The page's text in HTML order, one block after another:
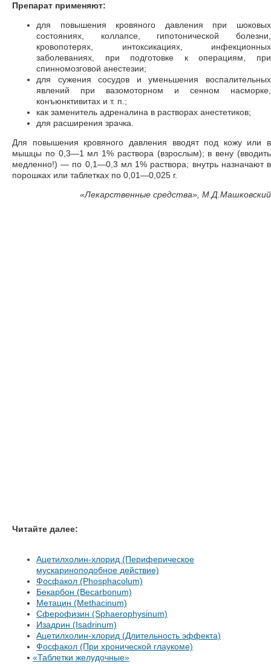
Препарат применяют:
для повышения кровяного давления при шоковых
состояниях, коллапсе, гипотонической болезни,
кровопотерях, интоксикациях, инфекционных
заболеваниях, при подготовке к операциям, при
спинномозговой анестезии;
для сужения сосудов и уменьшения воспалительных
явлений при вазомоторном и сенном насморке,
конъюнктивитах и т. п.;
как заменитель адреналина в растворах анестетиков;
для расширения зрачка.
Для повышения кровяного давления вводят под кожу или в
мышцы по 0,3—1 мл 1% раствора (взрослым); в вену (вводить
медленно!) — по 0,1—0,3 мл 1% раствора; внутрь назначают в
порошках или таблетках по 0,01—0,025 г.
«Лекарственные средства», М.Д.Машковский
Читайте далее:
Ацетилхолин-хлорид (Периферическое
мускариноподобное действие)
Фосфакол (Phosphacolum)
Бекарбон (Becarbonum)
Метацин (Methacinum)
Сферофизин (Sphaerophysinum)
Изадрин (Isadrinum)
Ацетилхолин-хлорид (Длительность эффекта)
Фосфакол (При хронической глаукоме)
«Таблетки желудочные»